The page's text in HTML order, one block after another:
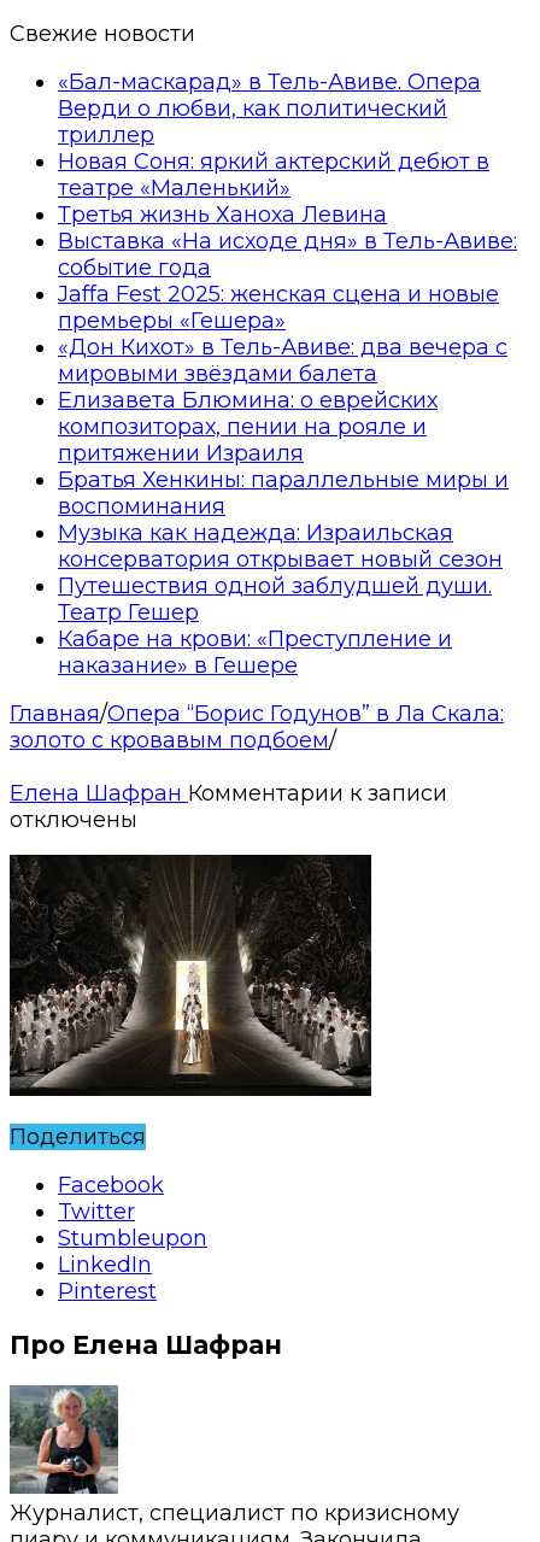
Свежие новости
«Бал-маскарад» в Тель-Авиве. Опера
Верди о любви, как политический
триллер
Новая Соня: яркий актерский дебют в
театре «Маленький»
Третья жизнь Ханоха Левина
Выставка «На исходе дня» в Тель-Авиве:
событие года
Jaffa Fest 2025: женская сцена и новые
премьеры «Гешера»
«Дон Кихот» в Тель-Авиве: два вечера с
мировыми звёздами балета
Елизавета Блюмина: о еврейских
композиторах, пении на рояле и
притяжении Израиля
Братья Хенкины: параллельные миры и
воспоминания
Музыка как надежда: Израильская
консерватория открывает новый сезон
Путешествия одной заблудшей души.
Театр Гешер
Кабаре на крови: «Преступление и
наказание» в Гешере
Главная/Опера “Борис Годунов” в Ла Скала:
золото с кровавым подбоем/
Елена Шафран Комментарии к записи
отключены
Поделиться
Facebook
Twitter
Stumbleupon
LinkedIn
Pinterest
Про Елена Шафран
Журналист, специалист по кризисному